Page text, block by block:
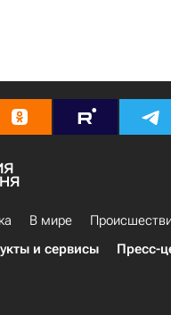
В мире
и сервисы Пресс-